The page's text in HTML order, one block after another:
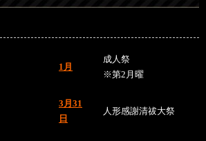
1月
成人祭
※第2月曜
3月31
日
人形感謝清祓大祭